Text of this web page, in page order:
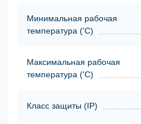
Минимальная рабочая
температура ('С)
Максимальная рабочая
температура ('С)
Класс защиты (ІР)